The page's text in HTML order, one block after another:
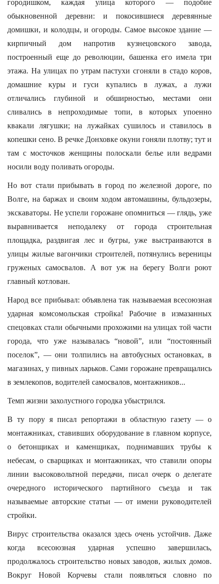
городишком, каждая улица которого — подобие
обыкновенной деревни: и покосившиеся деревянные
домишки, и колодцы, и огороды. Самое высокое здание —
кирпичный дом напротив кузнецовского завода,
построенный еще до революции, башенка его имела три
этажа. На улицах по утрам пастухи сгоняли в стадо коров,
домашние куры и гуси купались в лужах, а лужи
отличались глубиной и обширностью, местами они
сливались в непроходимые топи, в которых упоенно
квакали лягушки; на лужайках сушилось и ставилось в
копешки сено. В речке Донховке окуни гоняли плотву; тут и
там с мосточков женщины полоскали белье или ведрами
носили воду поливать огороды.
Но вот стали прибывать в город по железной дороге, по
Волге, на баржах и своим ходом автомашины, бульдозеры,
экскаваторы. Не успели горожане опомниться — глядь, уже
выравнивается неподалеку от города строительная
площадка, раздвигая лес и бугры, уже выстраиваются в
улицы жилые вагончики строителей, потянулись вереницы
груженых самосвалов. А вот уж на берегу Волги роют
главный котлован.
Народ все прибывал: объявлена так называемая всесоюзная
ударная комсомольская стройка! Рабочие в измазанных
спецовках стали обычными прохожими на улицах той части
города, что уже называлась “новой”, или “постоянный
поселок”, — они толпились на автобусных остановках, в
магазинах, у пивных ларьков. Сами горожане превращались
в землекопов, водителей самосвалов, монтажников...
Темп жизни захолустного городка убыстрился.
В ту пору я писал репортажи в областную газету — о
монтажниках, ставивших оборудование в главном корпусе,
о бетонщиках и каменщиках, поднимавших трубы к
небесам, о сварщиках и монтажниках, что ставили опоры
линии высоковольтной передачи, писал очерк о делегате
очередного исторического партийного съезда и так
называемые авторские статьи — от имени руководителей
стройки.
Вирус строительства оказался здесь очень устойчив. Даже
когда всесоюзная ударная успешно завершилась,
продолжалось строительство новых заводов, жилых домов.
Вокруг Новой Корчевы стали появляться словно по